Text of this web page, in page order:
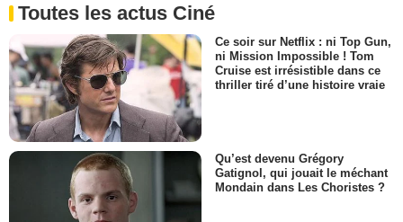
Toutes les actus Ciné
Ce soir sur Netflix : ni Top Gun,
ni Mission Impossible ! Tom
Cruise est irrésistible dans ce
thriller tiré d’une histoire vraie
Qu’est devenu Grégory
Gatignol, qui jouait le méchant
Mondain dans Les Choristes ?